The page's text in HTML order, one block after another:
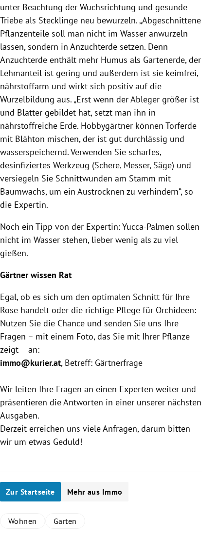
unter Beachtung der Wuchsrichtung und gesunde
Triebe als Stecklinge neu bewurzeln. „Abgeschnittene
Pflanzenteile soll man nicht im Wasser anwurzeln
lassen, sondern in Anzuchterde setzen. Denn
Anzuchterde enthält mehr Humus als Gartenerde, der
Lehmanteil ist gering und außerdem ist sie keimfrei,
nährstoffarm und wirkt sich positiv auf die
Wurzelbildung aus. „Erst wenn der Ableger größer ist
und Blätter gebildet hat, setzt man ihn in
nährstoffreiche Erde. Hobbygärtner können Torferde
mit Blähton mischen, der ist gut durchlässig und
wasserspeichernd. Verwenden Sie scharfes,
desinfiziertes Werkzeug (Schere, Messer, Säge) und
versiegeln Sie Schnittwunden am Stamm mit
Baumwachs, um ein Austrocknen zu verhindern“, so
die Expertin.
Noch ein Tipp von der Expertin: Yucca-Palmen sollen
nicht im Wasser stehen, lieber wenig als zu viel
gießen.
Gärtner wissen Rat
Egal, ob es sich um den optimalen Schnitt für Ihre
Rose handelt oder die richtige Pflege für Orchideen:
Nutzen Sie die Chance und senden Sie uns Ihre
Fragen – mit einem Foto, das Sie mit Ihrer Pflanze
zeigt – an:
immo@kurier.at, Betreff: Gärtnerfrage
Wir leiten Ihre Fragen an einen Experten weiter und
präsentieren die Antworten in einer unserer nächsten
Ausgaben.
Derzeit erreichen uns viele Anfragen, darum bitten
wir um etwas Geduld!
Zur Startseite Mehr aus Immo
Wohnen Garten